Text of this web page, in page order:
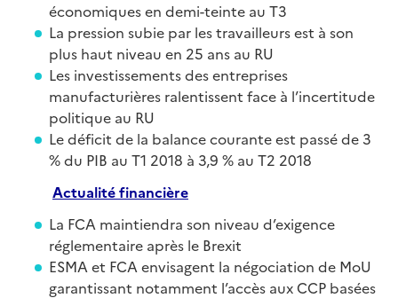
économiques en demi-teinte au T3
La pression subie par les travailleurs est à son
plus haut niveau en 25 ans au RU
Les investissements des entreprises
manufacturières ralentissent face à l’incertitude
politique au RU
Le déficit de la balance courante est passé de 3
% du PIB au T1 2018 à 3,9 % au T2 2018
Actualitéfinancière
La FCA maintiendra son niveau d’exigence
réglementaire après le Brexit
ESMA et FCA envisagent la négociation de MoU
garantissant notamment l’accès aux CCP basées